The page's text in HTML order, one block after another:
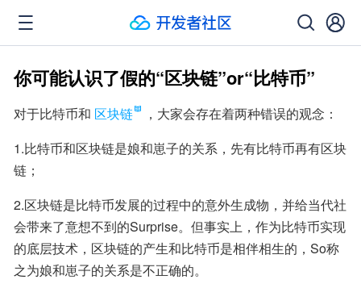
你可能认识了假的“区块链”or“比特币”
对于比特币和 区块链
，大家会存在着两种错误的观念：
1.比特币和区块链是娘和崽子的关系，先有比特币再有区块
链；
2.区块链是比特币发展的过程中的意外生成物，并给当代社
会带来了意想不到的Surprise。但事实上，作为比特币实现
的底层技术，区块链的产生和比特币是相伴相生的，So称
之为娘和崽子的关系是不正确的。